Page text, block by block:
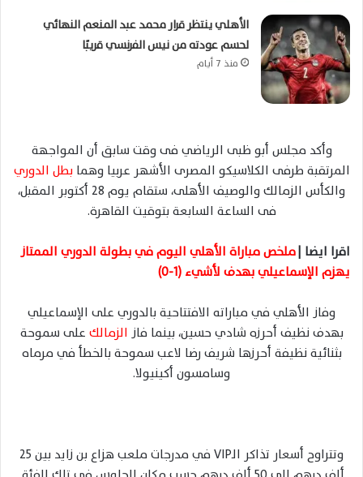
الأهلي ينتظر قرار محمد عبد المنعم النهائي
لحسم عودته من نيس الفرنسي قريبًا
منذ 7 أيام
وأكد مجلس أبو ظبى الرياضي فى وقت سابق أن المواجهة
المرتقبة طرفى الكلاسيكو المصرى الأشهر عربيا وهمابطل الدوري
والكأس الزمالك والوصيف الأهلى، ستقام يوم 28 أكتوبر المقبل،
فى الساعة السابعة بتوقيت القاهرة.
اقرا ايضا |ملخص مباراة الأهلي اليوم في بطولة الدوري الممتاز
يهزم الإسماعيلي بهدف لأشيء (1-0)
وفاز الأهلي في مباراته الافتتاحية بالدوري على الإسماعيلي
بهدف نظيف أحرزه شادي حسين، بينما فاز الزمالك على سموحة
بثنائية نظيفة أحرزها شريف رضا لاعب سموحة بالخطأ في مرماه
وسامسون أكينيولا.
وتتراوح أسعار تذاكر الـVIP في مدرجات ملعب هزاع بن زايد بين 25